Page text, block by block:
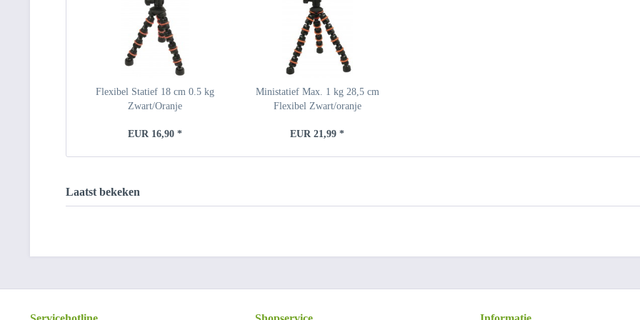
Flexibel Statief 18 cm 0.5 kg
Zwart/Oranje
EUR 16,90 *
Ministatief Max. 1 kg 28,5 cm
Flexibel Zwart/oranje
EUR 21,99 *
Laatst bekeken